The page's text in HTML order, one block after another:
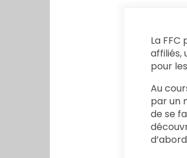
La
affiliés,
pour
Au
par un
de se